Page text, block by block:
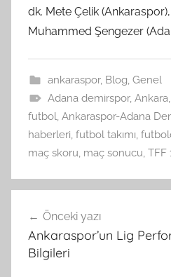
dk. Mete Çelik
Muhammed Şengezer
ankaraspor, Blog, Genel
Adana demirspor, Ankara,
futbol, Ankaraspor-Adana
haberleri, futbol takımı,
maç skoru, maç sonucu, TFF
gezinmesi
Önceki yazı
Ankaraspor’un Lig
Bilgileri